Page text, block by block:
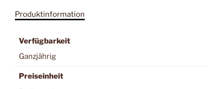
Produktinformation
Verfügbarkeit
Ganzjährig
Preiseinheit